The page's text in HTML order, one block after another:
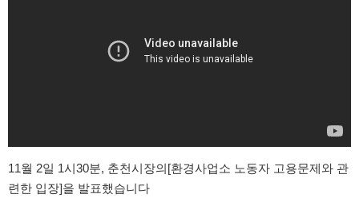
11월 2일 1시30분, 춘천시장의[환경사업소 노동자 고용문제와 관
련한 입장]을 발표했습니다